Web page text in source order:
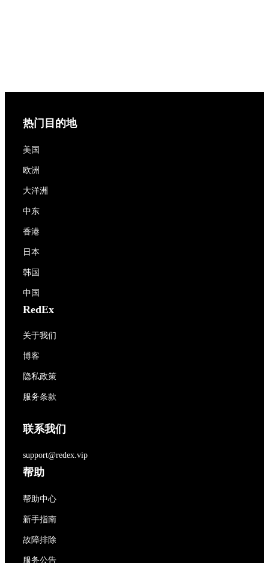
热门目的地
美国
欧洲
大洋洲
中东
香港
日本
韩国
中国
RedEx
关于我们
博客
隐私政策
服务条款
联系我们
support@redex.vip
帮助
帮助中心
新手指南
故障排除
服务公告